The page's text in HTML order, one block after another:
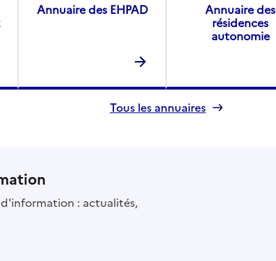
Annuaire des EHPAD
Annuaire des
résidences
autonomie
Tous les annuaires
: actualités,